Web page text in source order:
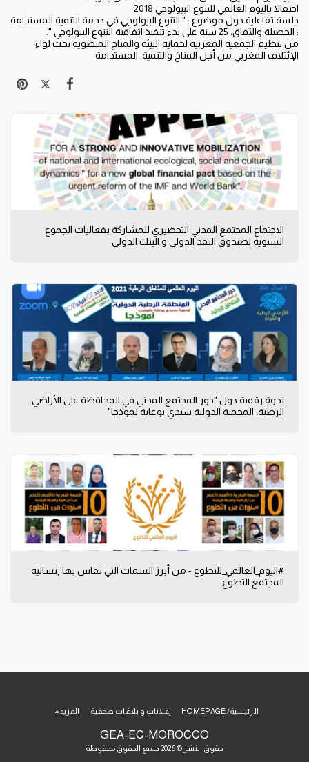
احتفالا باليوم العالمي للتنوع البيولوجي 2018
جلسة تفاعلية حول موضوع : " التنوع البيولوجي في خدمة التنمية المستدامة
: الحصيلة والآفاق، 25 سنة على بدء تنفيذ اتفاقية التنوع البيولوجي ".
من تنظيم الجمعية المغربية لحماية البيئة والمناخ المنضوية تحت لواء
الإئتلاف المغربي من أجل المناخ والتنمية. المستدامة
الاجتماع المجتمع المدني التحضيري للمشاركة بفعاليات الجموع
السنوية لصندوق النقد الدولي و البنك الدولي
ندوة رقمية حول "دور المجتمع المدني في المحافظة على الأراضي
الرطبة، المحمية الدولية سيدي بوغابة نموذجا"
#اليوم_العالمي_للتطوع - من أبرز السمات التي تقاس بها إنسانية
المجتمع التطوع.
GEA-EC-MOROCCO
حقوق النشر © 2026 جميع الحقوق محفوظة
الرئيسية/ HOMEPAGE إعلانات و بلاغات صحفية المزيد